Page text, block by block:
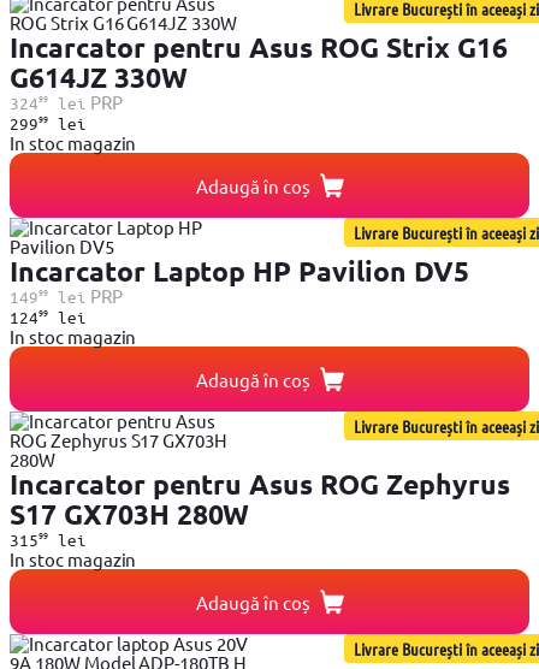
Livrare București în aceeași zi
Incarcator pentru Asus ROG Strix G16
G614JZ 330W
32499lei PRP
29999lei
In stoc magazin
Adaugă în coș
Livrare București în aceeași zi
Incarcator Laptop HP Pavilion DV5
14999lei PRP
12499lei
In stoc magazin
Adaugă în coș
Livrare București în aceeași zi
Incarcator pentru Asus ROG Zephyrus
S17 GX703H 280W
31599lei
In stoc magazin
Adaugă în coș
Livrare București în aceeași zi